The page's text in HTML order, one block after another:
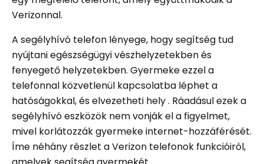
Verizonnal.
A segélyhívó telefon lényege, hogy segítség tud
nyújtani egészségügyi vészhelyzetekben és
fenyegető helyzetekben. Gyermeke ezzel a
telefonnal közvetlenül kapcsolatba léphet a
hatóságokkal, és elvezetheti hely . Ráadásul ezek a
segélyhívó eszközök nem vonják el a figyelmet,
mivel korlátozzák gyermeke internet-hozzáférését.
Íme néhány részlet a Verizon telefonok funkcióiról,